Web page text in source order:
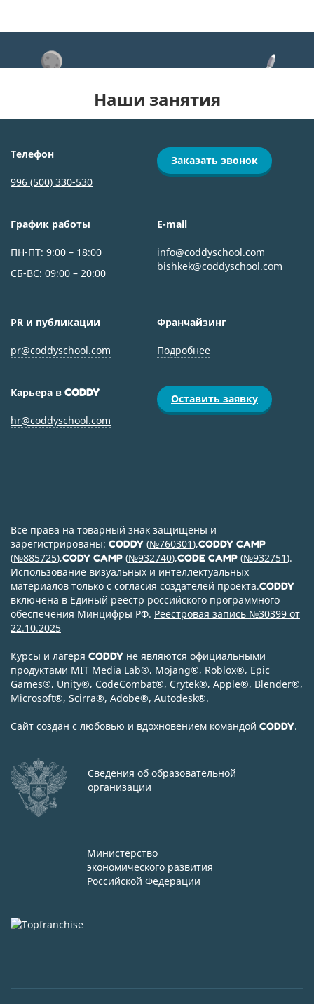
Наши занятия
Телефон
996 (500) 330-530
Заказать звонок
График работы
ПН-ПТ: 9:00 – 18:00
СБ-ВС: 09:00 – 20:00
E-mail
info@coddyschool.com
bishkek@coddyschool.com
PR и публикации
pr@coddyschool.com
Франчайзинг
Подробнее
Карьера в CODDY
hr@coddyschool.com
Оставить заявку
Все права на товарный знак защищены и
зарегистрированы: CODDY (№760301),CODDY CAMP
(№885725),CODY CAMP (№932740),CODE CAMP (№932751).
Использование визуальных и интеллектуальных
материалов только с согласия создателей проекта.CODDY
включена в Единый реестр российского программного
обеспечения Минцифры РФ. Реестровая запись №30399 от
22.10.2025
Курсы и лагеря CODDY не являются официальными
продуктами MIT Media Lab®, Mojang®, Roblox®, Epic
Games®, Unity®, CodeСombat®, Crytek®, Apple®, Blender®,
Microsoft®, Scirra®, Adobe®, Autodesk®.
Сайт создан с любовью и вдохновением командой CODDY.
Сведения об образовательной
организации
Министерство
экономического развития
Российской Федерации